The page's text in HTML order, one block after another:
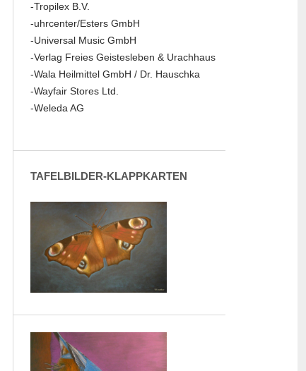
-Tropilex B.V.
-uhrcenter/Esters GmbH
-Universal Music GmbH
-Verlag Freies Geistesleben & Urachhaus
-Wala Heilmittel GmbH / Dr. Hauschka
-Wayfair Stores Ltd.
-Weleda AG
TAFELBILDER-KLAPPKARTEN